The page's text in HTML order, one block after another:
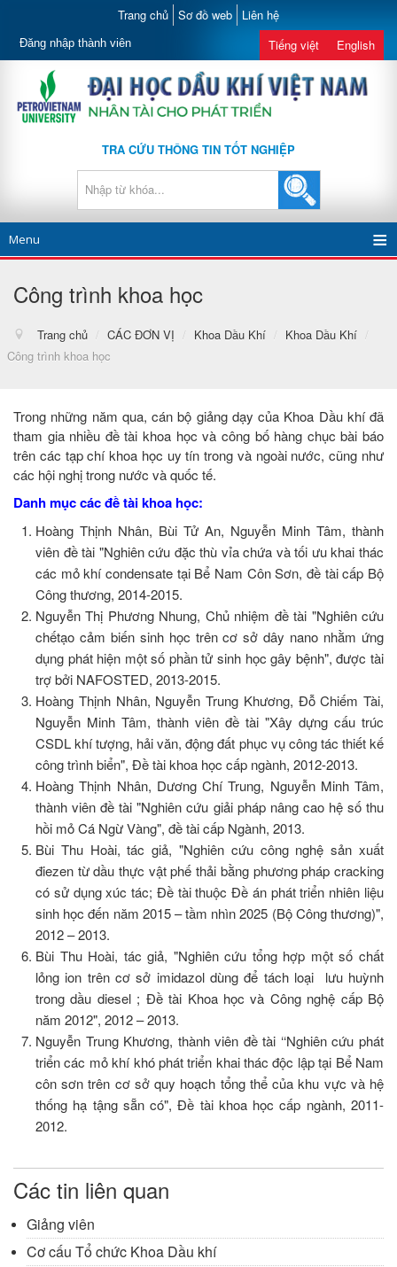
Trang chủ Sơ đồ web Liên hệ
Đăng nhập thành viên Tiếng việt English
TRA CỨU THÔNG TIN TỐT NGHIỆP
Menu
Công trình khoa học
Trang chủ / CÁC ĐƠN VỊ / Khoa Dầu Khí / Khoa Dầu Khí
/
Công trình khoa học
Trong những năm qua, cán bộ giảng dạy của Khoa Dầu khí đã
tham gia nhiều đề tài khoa học và công bố hàng chục bài báo
trên các tạp chí khoa học uy tín trong và ngoài nước, cũng như
các hội nghị trong nước và quốc tế.
Danh mục các đề tài khoa học:
Hoàng Thịnh Nhân, Bùi Tử An, Nguyễn Minh Tâm, thành
viên đề tài "Nghiên cứu đặc thù vỉa chứa và tối ưu khai thác
các mỏ khí condensate tại Bể Nam Côn Sơn, đề tài cấp Bộ
Công thương, 2014-2015.
Nguyễn Thị Phương Nhung, Chủ nhiệm đề tài "Nghiên cứu
chếtạo cảm biến sinh học trên cơ sở dây nano nhằm ứng
dụng phát hiện một số phần tử sinh học gây bệnh", được tài
trợ bởi NAFOSTED, 2013-2015.
Hoàng Thịnh Nhân, Nguyễn Trung Khương, Đỗ Chiếm Tài,
Nguyễn Minh Tâm, thành viên đề tài "Xây dựng cấu trúc
CSDL khí tượng, hải văn, động đất phục vụ công tác thiết kế
công trình biển", Đề tài khoa học cấp ngành, 2012-2013.
Hoàng Thịnh Nhân, Dương Chí Trung, Nguyễn Minh Tâm,
thành viên đề tài "Nghiên cứu giải pháp nâng cao hệ số thu
hồi mỏ Cá Ngừ Vàng", đề tài cấp Ngành, 2013.
Bùi Thu Hoài, tác giả, "Nghiên cứu công nghệ sản xuất
điezen từ dầu thực vật phế thải bằng phương pháp cracking
có sử dụng xúc tác; Đề tài thuộc Đề án phát triển nhiên liệu
sinh học đến năm 2015 – tầm nhìn 2025 (Bộ Công thương)",
2012 – 2013.
Bùi Thu Hoài, tác giả, "Nghiên cứu tổng hợp một số chất
lỏng ion trên cơ sở imidazol dùng để tách loại lưu huỳnh
trong dầu diesel ; Đề tài Khoa học và Công nghệ cấp Bộ
năm 2012", 2012 – 2013.
Nguyễn Trung Khương, thành viên đề tài ‘‘Nghiên cứu phát
triển các mỏ khí khó phát triển khai thác độc lập tại Bể Nam
côn sơn trên cơ sở quy hoạch tổng thể của khu vực và hệ
thống hạ tậng sẵn có", Đề tài khoa học cấp ngành, 2011-
2012.
Các tin liên quan
Giảng viên
Cơ cấu Tổ chức Khoa Dầu khí